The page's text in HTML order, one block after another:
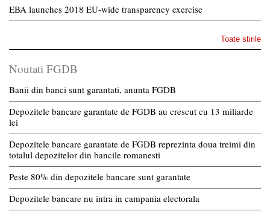
EBA launches 2018 EU-wide transparency exercise
Toate stirile
Noutati FGDB
Banii din banci sunt garantati, anunta FGDB
Depozitele bancare garantate de FGDB au crescut cu 13 miliarde
lei
Depozitele bancare garantate de FGDB reprezinta doua treimi din
totalul depozitelor din bancile romanesti
Peste 80% din depozitele bancare sunt garantate
Depozitele bancare nu intra in campania electorala